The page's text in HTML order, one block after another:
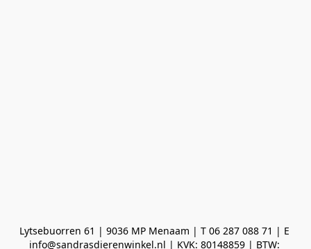
Lytsebuorren 61 | 9036 MP Menaam | T 06 287 088 71 | E
info@sandrasdierenwinkel.nl | KVK: 80148859 | BTW: